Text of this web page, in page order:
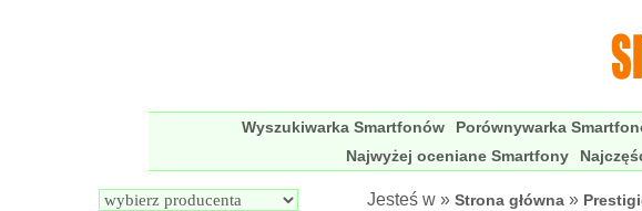
Wyszukiwarka Smartfonów Porównywarka
Najwyżej oceniane Smartfony
Jesteś w » Strona główna »